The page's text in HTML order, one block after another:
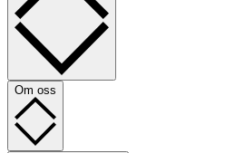
Om oss